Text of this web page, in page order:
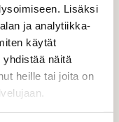
Lisäksi
ja analytiikka-
käytät
näitä
heille tai joita on
to
the
the
2 vuotta